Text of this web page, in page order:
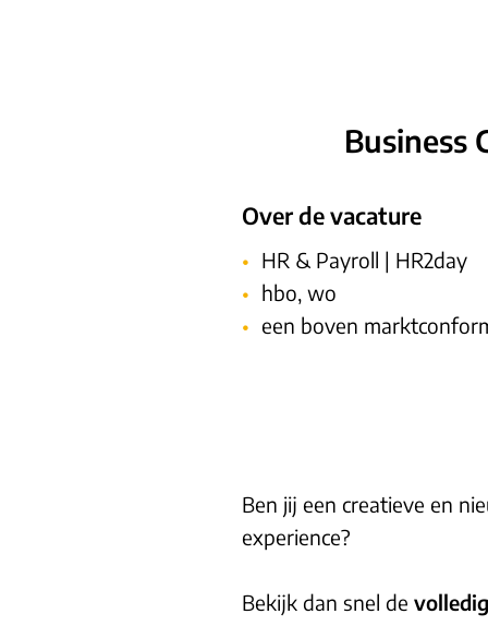
Business
Over de vacature
HR & Payroll | HR2day
hbo, wo
een boven
Ben jij een creatieve en
experience?
Bekijk dan snel de